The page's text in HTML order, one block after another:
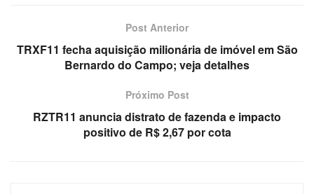
Post Anterior
TRXF11 fecha aquisição milionária de imóvel em São
Bernardo do Campo; veja detalhes
Próximo Post
RZTR11 anuncia distrato de fazenda e impacto
positivo de R$ 2,67 por cota